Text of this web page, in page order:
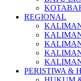
REGIONAL
PERISTIWA &